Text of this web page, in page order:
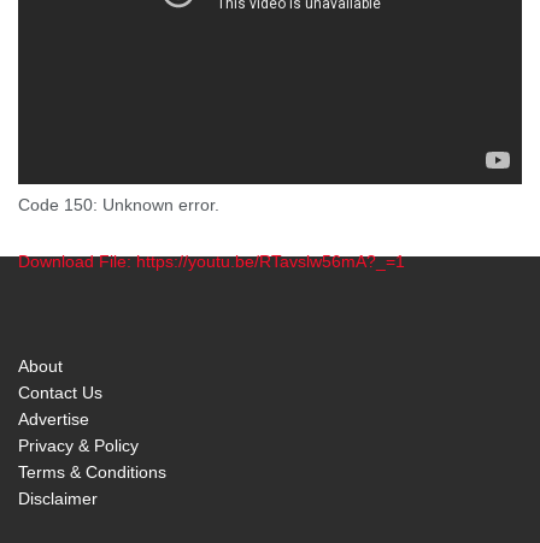
Code 150: Unknown error.
Download File: https://youtu.be/RTavslw56mA?_=1
About
Contact Us
Advertise
Privacy & Policy
Terms & Conditions
Disclaimer